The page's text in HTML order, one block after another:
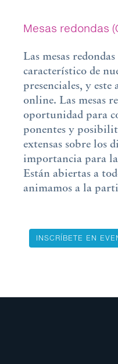
Mesas redondas
Las mesas
característico de
presenciales, y
online. Las mesas
oportunidad para
ponentes y
extensas sobre los
importancia para
Están abiertas a
animamos a la
INSCRÍBETE EN